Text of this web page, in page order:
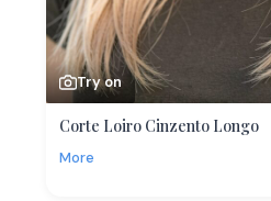
Try on
Corte Loiro Cinzento Longo
More